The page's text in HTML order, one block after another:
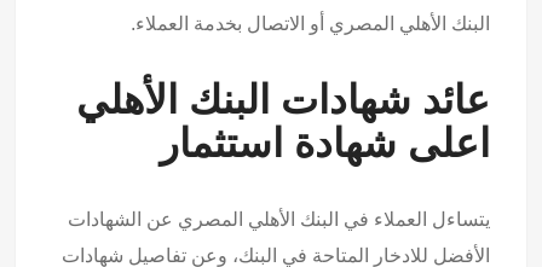
البنك الأهلي المصري أو الاتصال بخدمة العملاء.
عائد شهادات البنك الأهلي
اعلى شهادة استثمار
يتساءل العملاء في البنك الأهلي المصري عن الشهادات
الأفضل للادخار المتاحة في البنك، وعن تفاصيل شهادات